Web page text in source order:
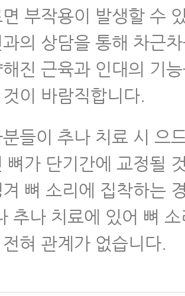
부작용이 발생할 수
의 상담을 통해 차근
진 근육과 인대의 기
이 바람직합니다.
들이 추나 치료 시 으
뼈가 단기간에 교정될
뼈 소리에 집착하는
추나 치료에 있어 뼈
혀 관계가 없습니다.